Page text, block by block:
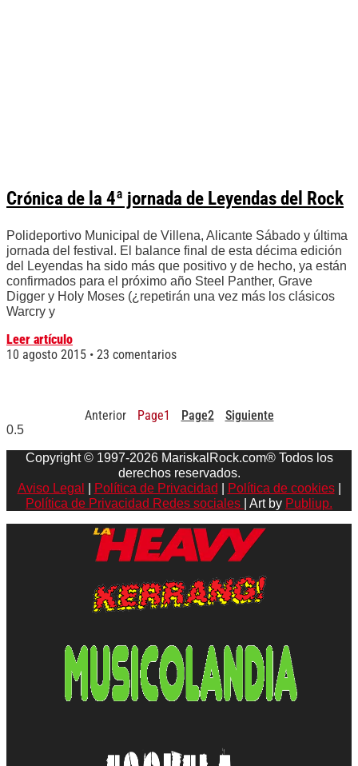
Crónica de la 4ª jornada de Leyendas del Rock
Polideportivo Municipal de Villena, Alicante Sábado y última
jornada del festival. El balance final de esta décima edición
del Leyendas ha sido más que positivo y de hecho, ya están
confirmados para el próximo año Steel Panther, Grave
Digger y Holy Moses (¿repetirán una vez más los clásicos
Warcry y
Leer artículo
10 agosto 2015
23 comentarios
Anterior Page1 Page2 Siguiente
Copyright © 1997-2026 MariskalRock.com® Todos los
derechos reservados.
Aviso Legal
Política de Privacidad Política de cookies|
Política de Privacidad Redes sociales
| Art by Publiup.